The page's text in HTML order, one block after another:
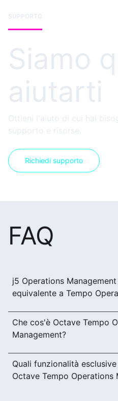
SUPPORTO
Siamo
aiutarti
Ottieni l'aiuto di cui hai
supporto e risorse.
Richiedi supporto
FAQ
j5 Operations
equivalente a Tempo
Che cos'è Octave Tempo
Management?
Quali funzionalità
Octave Tempo Operations